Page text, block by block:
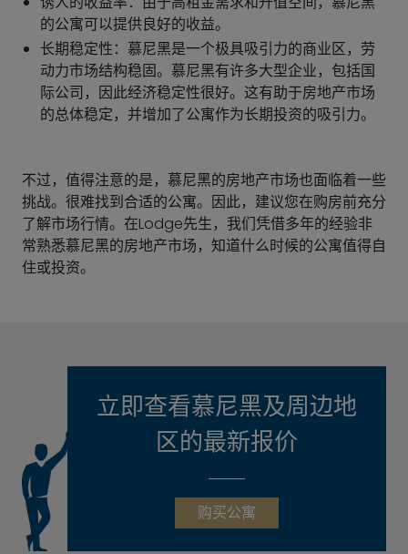
的公寓可以提供良好的收益。
长期稳定性：慕尼黑是一个极具吸引力的商业区，劳
动力市场结构稳固。慕尼黑有许多大型企业，包括国
际公司，因此经济稳定性很好。这有助于房地产市场
的总体稳定，并增加了公寓作为长期投资的吸引力。
不过，值得注意的是，慕尼黑的房地产市场也面临着一些
挑战。很难找到合适的公寓。因此，建议您在购房前充分
了解市场行情。在Lodge先生，我们凭借多年的经验非
常熟悉慕尼黑的房地产市场，知道什么时候的公寓值得自
住或投资。
立即查看慕尼黑及周边地
区的最新报价
购买公寓